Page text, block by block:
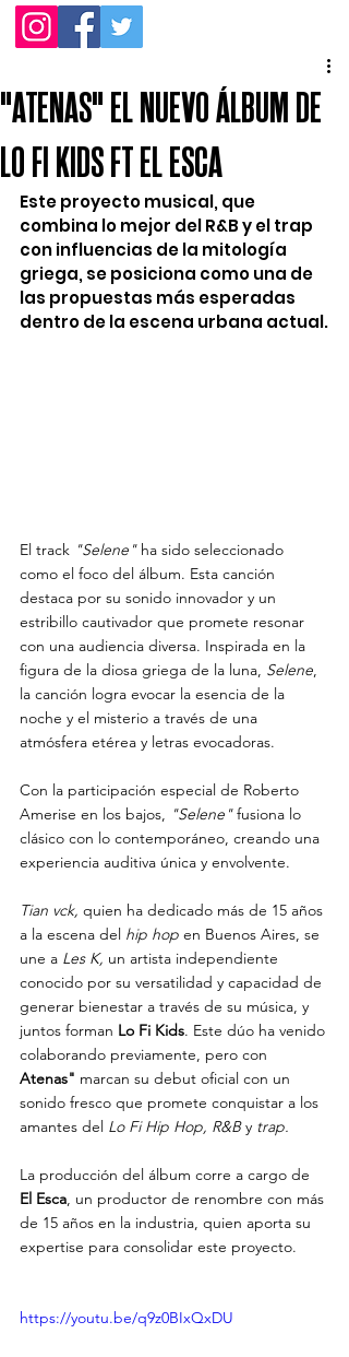
"ATENAS" EL NUEVO ÁLBUM DE
LO FI KIDS FT EL ESCA
Este proyecto musical, que
combina lo mejor del R&B y el trap
con influencias de la mitología
griega, se posiciona como una de
las propuestas más esperadas
dentro de la escena urbana actual.
El track "Selene" ha sido seleccionado
como el foco del álbum. Esta canción
destaca por su sonido innovador y un
estribillo cautivador que promete resonar
con una audiencia diversa. Inspirada en la
figura de la diosa griega de la luna, Selene,
la canción logra evocar la esencia de la
noche y el misterio a través de una
atmósfera etérea y letras evocadoras.
Con la participación especial de Roberto
Amerise en los bajos, "Selene" fusiona lo
clásico con lo contemporáneo, creando una
experiencia auditiva única y envolvente.
Tian vck, quien ha dedicado más de 15 años
a la escena del hip hop en Buenos Aires, se
une a Les K, un artista independiente
conocido por su versatilidad y capacidad de
generar bienestar a través de su música, y
juntos forman Lo Fi Kids. Este dúo ha venido
colaborando previamente, pero con
Atenas" marcan su debut oficial con un
sonido fresco que promete conquistar a los
amantes del Lo Fi Hip Hop, R&B y trap.
La producción del álbum corre a cargo de
El Esca, un productor de renombre con más
de 15 años en la industria, quien aporta su
expertise para consolidar este proyecto.
https://youtu.be/q9z0BIxQxDU